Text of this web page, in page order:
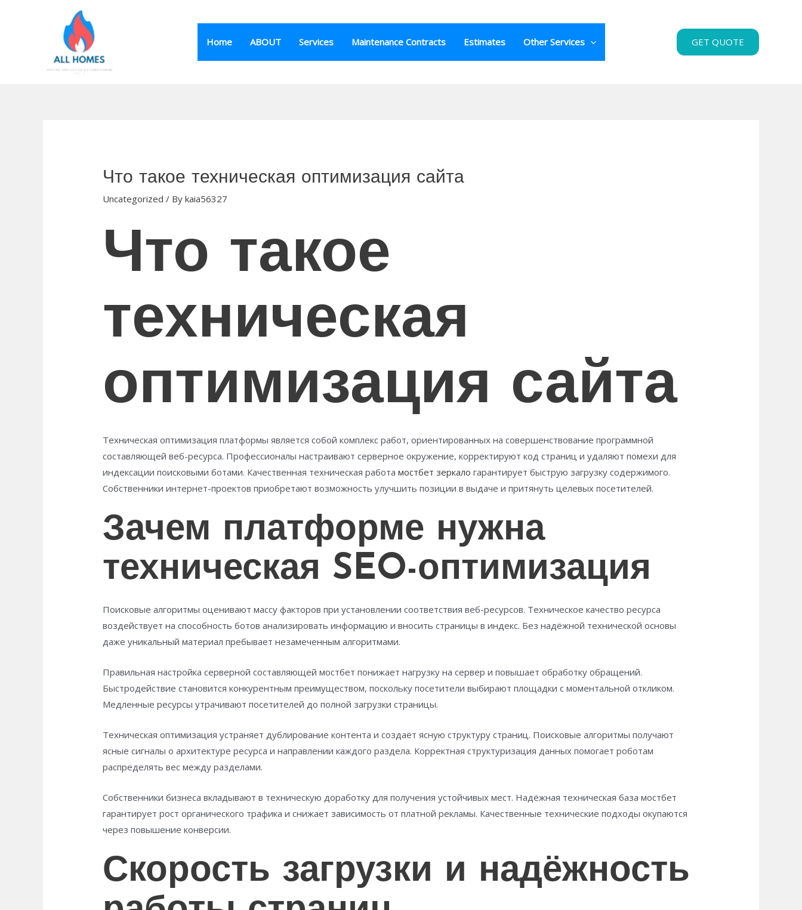
Home ABOUT Services Maintenance Contracts Estimates Other Services GET QUOTE
Что такое техническая оптимизация сайта
Uncategorized / Bykaia56327
Что такое
техническая
оптимизация сайта
Техническая оптимизация платформы является собой комплекс работ, ориентированных на совершенствование программной
составляющей веб-ресурса. Профессионалы настраивают серверное окружение, корректируют код страниц и удаляют помехи для
индексации поисковыми ботами. Качественная техническая работамостбет зеркало гарантирует быструю загрузку содержимого.
Собственники интернет-проектов приобретают возможность улучшить позиции в выдаче и притянуть целевых посетителей.
Зачем платформе нужна
техническая SEO-оптимизация
Поисковые алгоритмы оценивают массу факторов при установлении соответствия веб-ресурсов. Техническое качество ресурса
воздействует на способность ботов анализировать информацию и вносить страницы в индекс. Без надёжной технической основы
даже уникальный материал пребывает незамеченным алгоритмами.
Правильная настройка серверной составляющей мостбет понижает нагрузку на сервер и повышает обработку обращений.
Быстродействие становится конкурентным преимуществом, поскольку посетители выбирают площадки с моментальной откликом.
Медленные ресурсы утрачивают посетителей до полной загрузки страницы.
Техническая оптимизация устраняет дублирование контента и создаёт ясную структуру страниц. Поисковые алгоритмы получают
ясные сигналы о архитектуре ресурса и направлении каждого раздела. Корректная структуризация данных помогает роботам
распределять вес между разделами.
Собственники бизнеса вкладывают в техническую доработку для получения устойчивых мест. Надёжная техническая база мостбет
гарантирует рост органического трафика и снижает зависимость от платной рекламы. Качественные технические подходы окупаются
через повышение конверсии.
Скорость загрузки и надёжность